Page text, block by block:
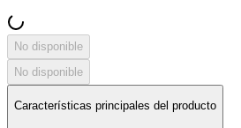
No disponible
No disponible
Características principales del producto